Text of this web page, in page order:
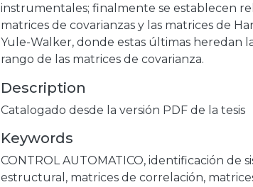
instrumentales; finalmente se establecen
matrices de covarianzas y las matrices de
Yule-Walker, donde estas últimas heredan
rango de las matrices de covarianza.
Description
Catalogado desde la versión PDF de la tesis
Keywords
CONTROL AUTOMATICO, identificación de
estructural , matrices de correlación,